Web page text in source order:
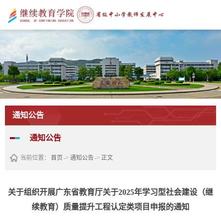
通知公告
通知公告
当前位置： 首页 -> 通知公告-> 正文
关于组织开展广东省教育厅关于2025年学习型社会建设（继
续教育）质量提升工程认定类项目申报的通知